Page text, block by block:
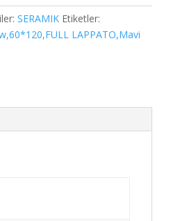
SERAMIK Etiketler:
LAPPATO,Mavi